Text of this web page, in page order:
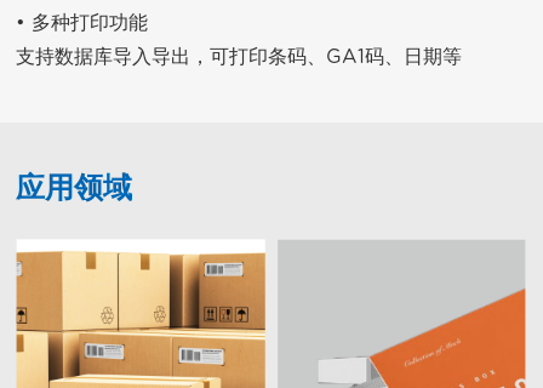
• 多种打印功能
支持数据库导入导出，可打印条码、GA1码、日期等
应用领域